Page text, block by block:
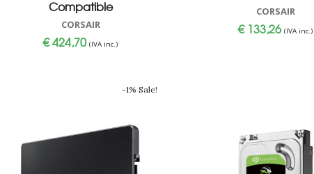
Compatible
CORSAIR
€424,70 (IVA inc.)
CORSAIR
€133,26 (IVA inc.)
-1% Sale!